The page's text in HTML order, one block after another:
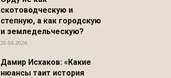
скотоводческую и
степную, а как городскую
и земледельческую?
20.06.2026
Дамир Исхаков: «Какие
нюансы таит история